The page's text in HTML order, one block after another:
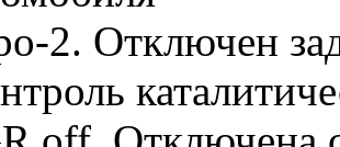
2. Отключен